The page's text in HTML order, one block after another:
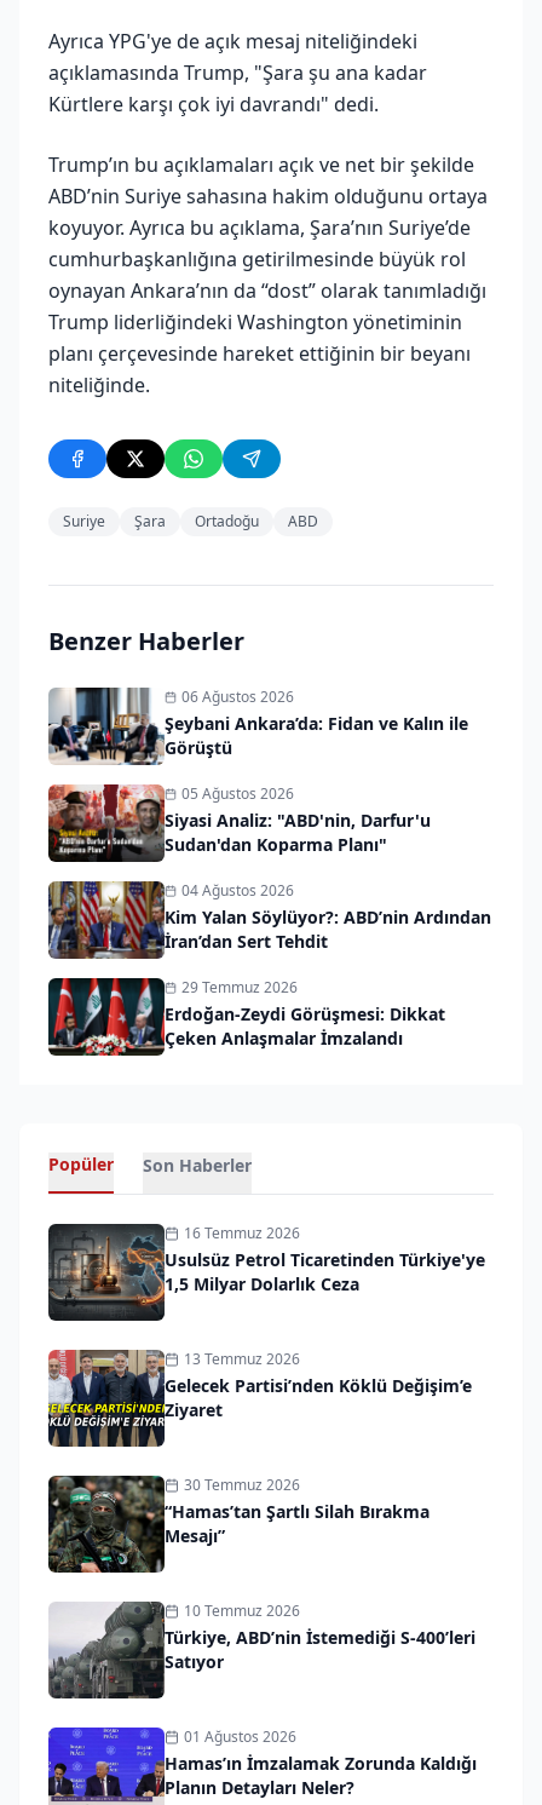
Ayrıca YPG'ye de açık mesaj niteliğindeki
açıklamasında Trump, "Şara şu ana kadar
Kürtlere karşı çok iyi davrandı" dedi.
Trump’ın bu açıklamaları açık ve net bir şekilde
ABD’nin Suriye sahasına hakim olduğunu ortaya
koyuyor. Ayrıca bu açıklama, Şara’nın Suriye’de
cumhurbaşkanlığına getirilmesinde büyük rol
oynayan Ankara’nın da “dost” olarak tanımladığı
Trump liderliğindeki Washington yönetiminin
planı çerçevesinde hareket ettiğinin bir beyanı
niteliğinde.
Suriye Şara Ortadoğu ABD
Benzer Haberler
06 Ağustos 2026
Şeybani Ankara’da: Fidan ve Kalın ile
Görüştü
05 Ağustos 2026
Siyasi Analiz: "ABD'nin, Darfur'u
Sudan'dan Koparma Planı"
04 Ağustos 2026
Kim Yalan Söylüyor?: ABD’nin Ardından
İran’dan Sert Tehdit
29 Temmuz 2026
Erdoğan-Zeydi Görüşmesi: Dikkat
Çeken Anlaşmalar İmzalandı
Popüler Son Haberler
16 Temmuz 2026
Usulsüz Petrol Ticaretinden Türkiye'ye
1,5 Milyar Dolarlık Ceza
13 Temmuz 2026
Gelecek Partisi’nden Köklü Değişim’e
Ziyaret
30 Temmuz 2026
“Hamas’tan Şartlı Silah Bırakma
Mesajı”
10 Temmuz 2026
Türkiye, ABD’nin İstemediği S-400’leri
Satıyor
01 Ağustos 2026
Hamas’ın İmzalamak Zorunda Kaldığı
Planın Detayları Neler?